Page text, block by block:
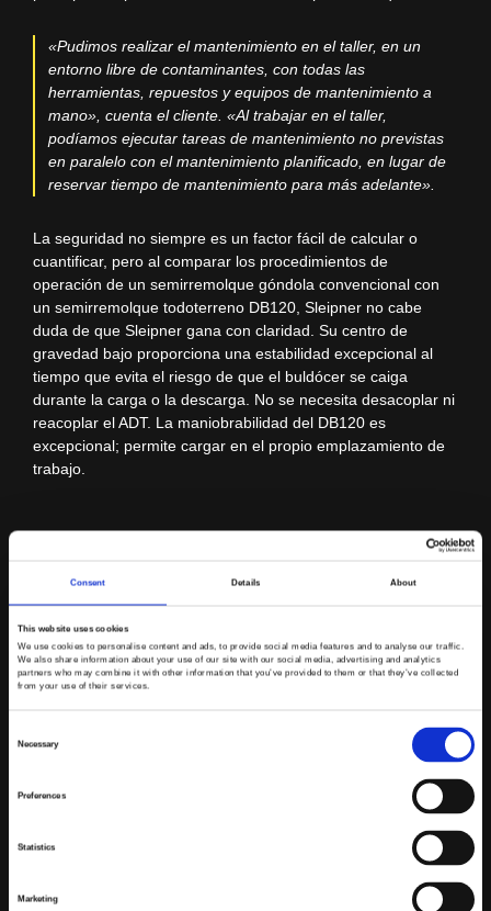
Consent Details About
This website uses cookies
We use cookies to personalise content and ads, to provide social media features and to analyse our traffic.
We also share information about your use of our site with our social media, advertising and analytics
partners who may combine it with other information that you’ve provided to them or that they’ve collected
from your use of their services.
Necessary
Preferences
Statistics
Marketing
«Pudimos realizar el mantenimiento en el taller, en un
entorno libre de contaminantes, con todas las
herramientas, repuestos y equipos de mantenimiento a
mano», cuenta el cliente. «Al trabajar en el taller,
podíamos ejecutar tareas de mantenimiento no previstas
en paralelo con el mantenimiento planificado, en lugar de
reservar tiempo de mantenimiento para más adelante».
La seguridad no siempre es un factor fácil de calcular o
cuantificar, pero al comparar los procedimientos de
operación de un semirremolque góndola convencional con
un semirremolque todoterreno DB120, Sleipner no cabe
duda de que Sleipner gana con claridad. Su centro de
gravedad bajo proporciona una estabilidad excepcional al
tiempo que evita el riesgo de que el buldócer se caiga
durante la carga o la descarga. No se necesita desacoplar ni
reacoplar el ADT. La maniobrabilidad del DB120 es
excepcional; permite cargar en el propio emplazamiento de
trabajo.
Los semirremolques góndola multiuso Serie DB Sleipner